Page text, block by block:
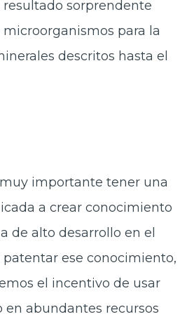
sorprendente
para la
descritos hasta el
muy importante tener una
a crear conocimiento
de alto desarrollo en el
ese conocimiento,
el incentivo de usar
en abundantes recursos